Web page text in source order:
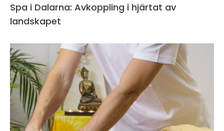
Spa i Dalarna: Avkoppling i hjärtat av
landskapet